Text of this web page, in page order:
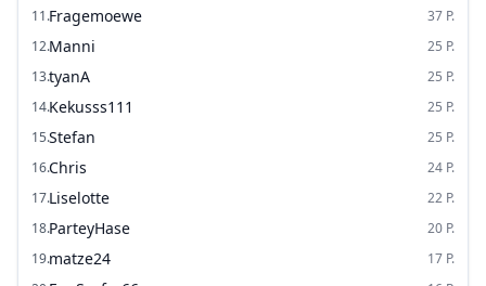
11.Fragemoewe 37 P.
12.Manni 25 P.
13.tyanA 25 P.
14.Kekusss111 25 P.
15.Stefan 25 P.
16.Chris 24 P.
17.Liselotte 22 P.
18.ParteyHase 20 P.
19.matze24 17 P.